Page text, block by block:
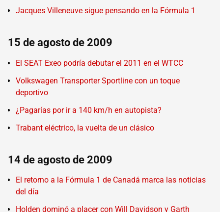
Jacques Villeneuve sigue pensando en la Fórmula 1
15 de agosto de 2009
El SEAT Exeo podría debutar el 2011 en el WTCC
Volkswagen Transporter Sportline con un toque
deportivo
¿Pagarías por ir a 140 km/h en autopista?
Trabant eléctrico, la vuelta de un clásico
14 de agosto de 2009
El retorno a la Fórmula 1 de Canadá marca las noticias
del día
Holden dominó a placer con Will Davidson y Garth